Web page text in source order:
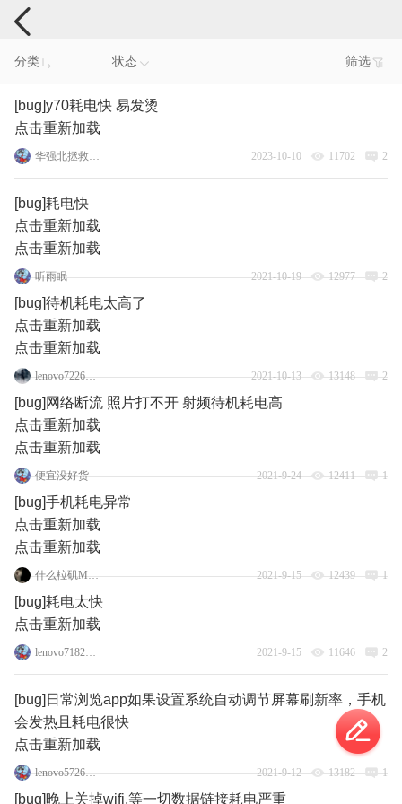
手机反馈
分类 状态 筛选
[bug]y70耗电快 易发烫
点击重新加载
华强北拯救者y70 2023-10-10 11702 2
[bug]耗电快
点击重新加载
点击重新加载
听雨眠 2021-10-19 12977 2
[bug]待机耗电太高了
点击重新加载
点击重新加载
lenovo72264073 2021-10-13 13148 2
[bug]网络断流 照片打不开 射频待机耗电高
点击重新加载
点击重新加载
便宜没好货 2021-9-24 12411 1
[bug]手机耗电异常
点击重新加载
点击重新加载
什么柆矶Moto 2021-9-15 12439 1
[bug]耗电太快
点击重新加载
lenovo71829684 2021-9-15 11646 2
[bug]日常浏览app如果设置系统自动调节屏幕刷新率，手机
会发热且耗电很快
点击重新加载
lenovo57265241 2021-9-12 13182 1
[bug]晚上关掉wifi,等一切数据链接耗电严重